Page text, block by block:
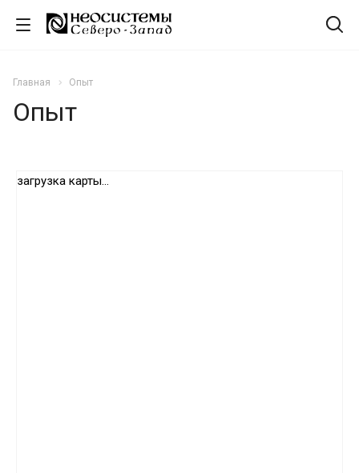
Главная Опыт
Опыт
загрузка карты...